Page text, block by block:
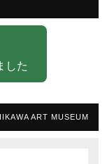
した
ART MUSEUM